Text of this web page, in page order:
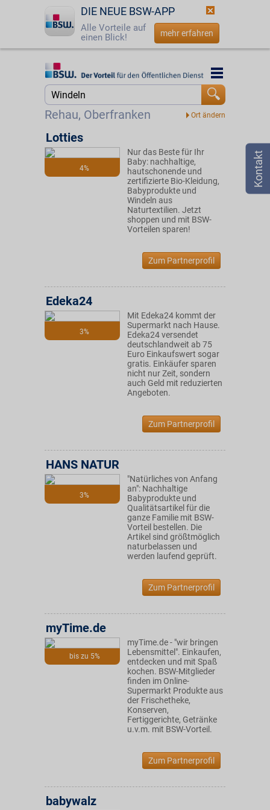
DIE NEUE BSW-APP
Alle Vorteile auf
einen Blick!
mehr erfahren
Startseite
Login
☎ 0800 - 279 25 82
Rehau, Oberfranken
Startseite
4%
Lotties
Nur das Beste für Ihr
Baby: nachhaltige,
hautschonende und
zertifizierte Bio-Kleidung,
Babyprodukte und
Windeln aus
Naturtextilien. Jetzt
shoppen und mit BSW-
Vorteilen sparen!
Zum Partnerprofil
3%
Edeka24
Mit Edeka24 kommt der
Supermarkt nach Hause.
Edeka24 versendet
deutschlandweit ab 75
Euro Einkaufswert sogar
gratis. Einkäufer sparen
nicht nur Zeit, sondern
auch Geld mit reduzierten
Angeboten.
Zum Partnerprofil
3%
HANS NATUR
"Natürliches von Anfang
an": Nachhaltige
Babyprodukte und
Qualitätsartikel für die
ganze Familie mit BSW-
Vorteil bestellen. Die
Artikel sind größtmöglich
naturbelassen und
werden laufend geprüft.
Zum Partnerprofil
bis zu 5%
myTime.de
myTime.de - "wir bringen
Lebensmittel". Einkaufen,
entdecken und mit Spaß
kochen. BSW-Mitglieder
finden im Online-
Supermarkt Produkte aus
der Frischetheke,
Konserven,
Fertiggerichte, Getränke
u.v.m. mit BSW-Vorteil.
Zum Partnerprofil
babywalz